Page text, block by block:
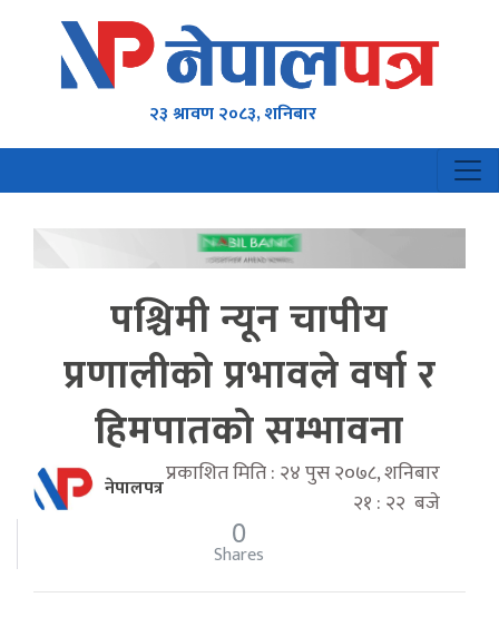
२३ श्रावण २०८३, शनिबार
पश्चिमी न्यून चापीय
प्रणालीको प्रभावले वर्षा र
हिमपातको सम्भावना
नेपालपत्रप्रकाशित मिति : २४ पुस २०७८, शनिबार
२१ : २२ बजे
0
Shares